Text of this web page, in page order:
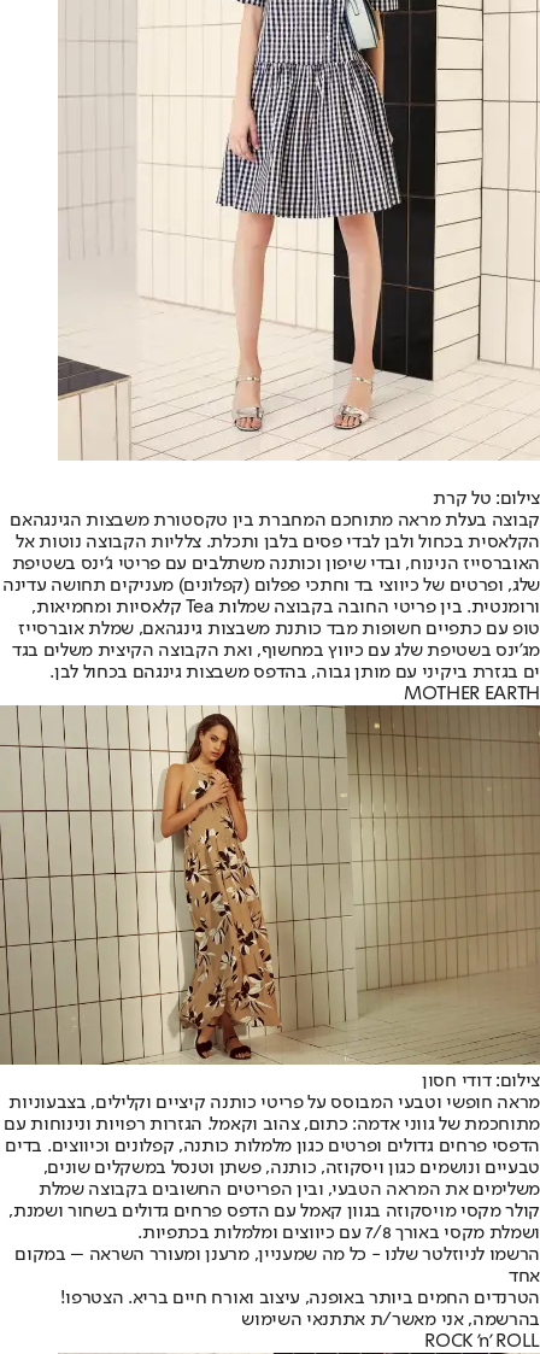
צילום: טל קרת
קבוצה בעלת מראה מתוחכם המחברת בין טקסטורת משבצות הגינגהאם
הקלאסית בכחול ולבן לבדי פסים בלבן ותכלת. צלליות הקבוצה נוטות אל
האוברסייז הנינוח, ובדי שיפון וכותנה משתלבים עם פריטי ג’ינס בשטיפת
שלג, ופרטים של כיווצי בד וחתכי פפלום (קפלונים) מעניקים תחושה עדינה
ורומנטית. בין פריטי החובה בקבוצה שמלות Tea קלאסיות ומחמיאות,
טופ עם כתפיים חשופות מבד כותנת משבצות גינגהאם, שמלת אוברסייז
מג’ינס בשטיפת שלג עם כיווץ במחשוף, ואת הקבוצה הקיצית משלים בגד
ים בגזרת ביקיני עם מותן גבוה, בהדפס משבצות גינגהם בכחול לבן.
MOTHER EARTH
צילום: דודי חסון
מראה חופשי וטבעי המבוסס על פריטי כותנה קיציים וקלילים, בצבעוניות
מתוחכמת של גווני אדמה: כתום, צהוב וקאמל. הגזרות רפויות ונינוחות עם
הדפסי פרחים גדולים ופרטים כגון מלמלות כותנה, קפלונים וכיווצים. בדים
טבעיים ונושמים כגון ויסקוזה, כותנה, פשתן וטנסל במשקלים שונים,
משלימים את המראה הטבעי, ובין הפריטים החשובים בקבוצה שמלת
קולר מקסי מויסקוזה בגוון קאמל עם הדפס פרחים גדולים בשחור ושמנת,
ושמלת מקסי באורך 7/8 עם כיווצים ומלמלות בכתפיות.
הרשמו לניוזלטר שלנו - כל מה שמעניין, מרענן ומעורר השראה – במקום
אחד
הטרנדים החמים ביותר באופנה, עיצוב ואורח חיים בריא. הצטרפו!
בהרשמה, אני מאשר/ת אתתנאי השימוש
ROCK 'n' ROLL